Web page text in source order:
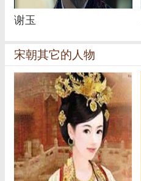
谢玉
宋朝其它的人物